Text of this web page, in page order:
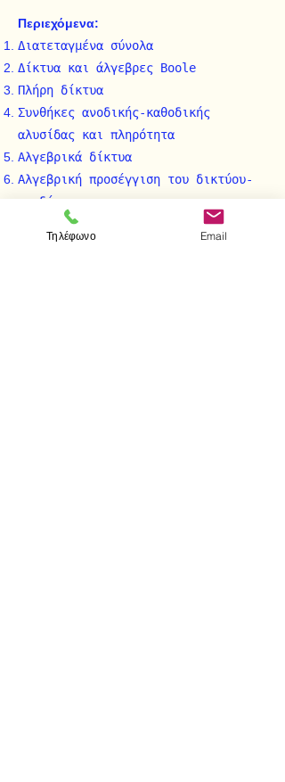
Περιεχόμενα:
Διατεταγμένα σύνολα
Δίκτυα και άλγεβρες Boole
Πλήρη δίκτυα
Συνθήκες ανοδικής-καθοδικής
αλυσίδας και πληρότητα
Aλγεβρικά δίκτυα
Aλγεβρική προσέγγιση του δικτύου-
υποδίκτυα
Iδεώδη και φίλτρα
Oμομορφισμοί δικτύων-Σχέσεις
Τηλέφωνο Email